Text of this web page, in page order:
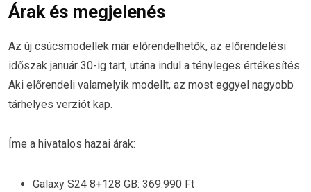
Árak és megjelenés
Az új csúcsmodellek már előrendelhetők, az előrendelési
időszak január 30-ig tart, utána indul a tényleges értékesítés.
Aki előrendeli valamelyik modellt, az most eggyel nagyobb
tárhelyes verziót kap.
Íme a hivatalos hazai árak:
Galaxy S24 8+128 GB: 369.990 Ft